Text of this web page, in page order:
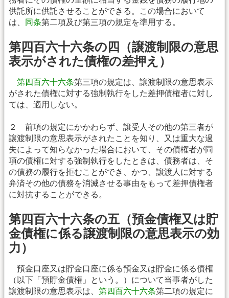
供託所に供託させることができる。この場合において
は、
同条第二項及び第三項の規定を準用する。
第四百六十六条の四（譲渡制限の意思
表示がされた債権の差押え）
第四百六十六条第三項の規定は、譲渡制限の意思表示
がされた債権に対する強制執行をした差押債権者に対し
ては、適用しない。
２ 前項の規定にかかわらず、譲受人その他の第三者が
譲渡制限の意思表示がされたことを知り、又は重大な過
失によって知らなかった場合において、その債権者が同
項の債権に対する強制執行をしたときは、債務者は、そ
の債務の履行を拒むことができ、かつ、譲渡人に対する
弁済その他の債務を消滅させる事由をもって差押債権者
に対抗することができる。
第四百六十六条の五（預金債権又は貯
金債権に係る譲渡制限の意思表示の効
力）
預金口座又は貯金口座に係る預金又は貯金に係る債権
（以下「預貯金債権」という。）について当事者がした
譲渡制限の意思表示は、 第四百六十六条第二項の規定に